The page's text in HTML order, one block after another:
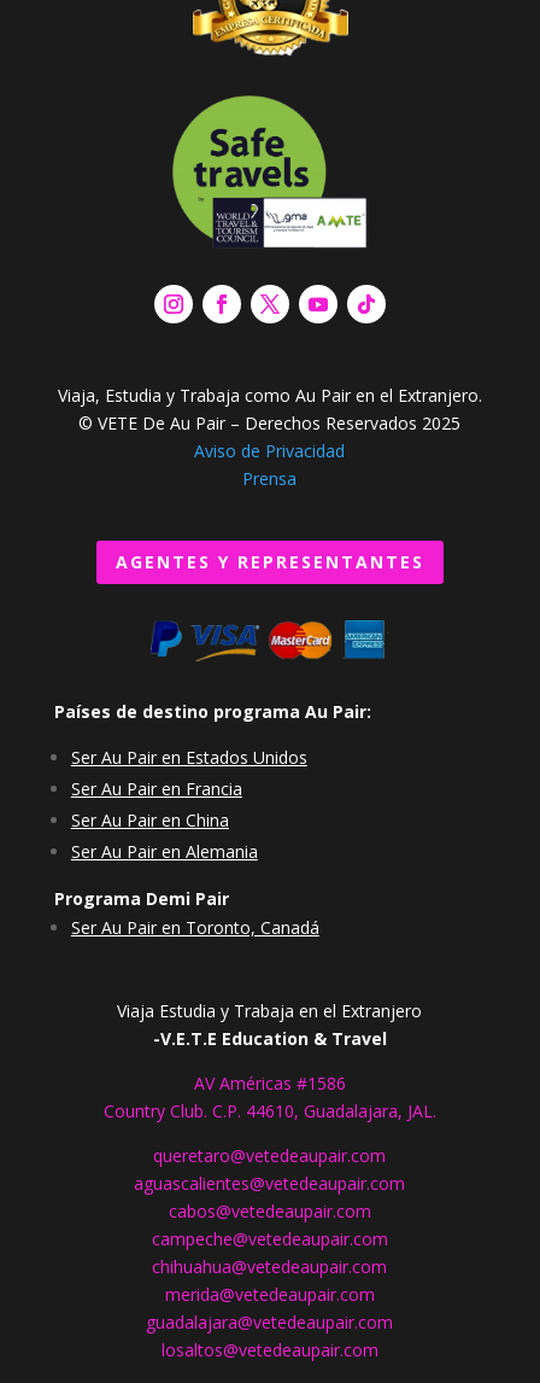
Viaja, Estudia y Trabaja como Au Pair en el Extranjero.
© VETE De Au Pair – Derechos Reservados 2025
Aviso de Privacidad
Prensa
AGENTES Y REPRESENTANTES
Países de destino programa Au Pair:
Ser Au Pair en Estados Unidos
Ser Au Pair en Francia
Ser Au Pair en China
Ser Au Pair en Alemania
Programa Demi Pair
Ser Au Pair en Toronto, Canadá
Viaja Estudia y Trabaja en el Extranjero
-V.E.T.E Education & Travel
AV Américas #1586
Country Club. C.P. 44610, Guadalajara, JAL.
queretaro@vetedeaupair.com
aguascalientes@vetedeaupair.com
cabos@vetedeaupair.com
campeche@vetedeaupair.com
chihuahua@vetedeaupair.com
merida@vetedeaupair.com
guadalajara@vetedeaupair.com
losaltos@vetedeaupair.com